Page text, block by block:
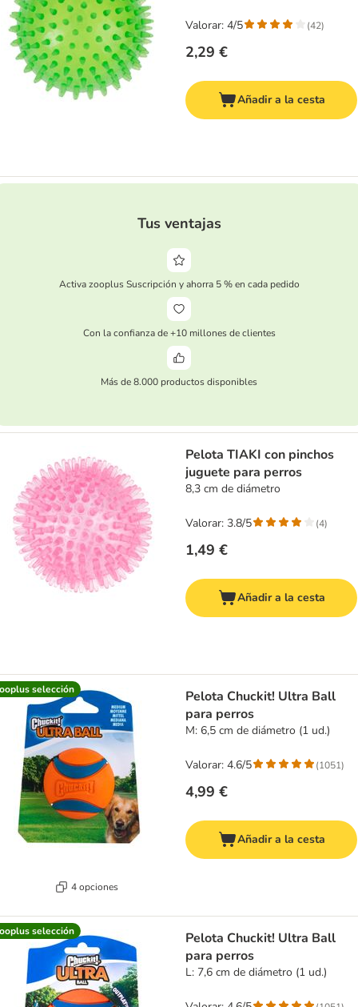
2,29 €
Valorar: 4/5 (42)
Añadir a la cesta
Tus ventajas
Activa zooplus Suscripción y ahorra 5 % en cada pedido
Con la confianza de +10 millones de clientes
Más de 8.000 productos disponibles
Pelota TIAKI con pinchos
juguete para perros
8,3 cm de diámetro
1,49 €
Valorar: 3.8/5 (4)
Añadir a la cesta
selección
4 opciones
Pelota Chuckit! Ultra Ball
para perros
M: 6,5 cm de diámetro (1 ud.)
4,99 €
Valorar: 4.6/5 (1051)
Añadir a la cesta
selección
Pelota Chuckit! Ultra Ball
para perros
L: 7,6 cm de diámetro (1 ud.)